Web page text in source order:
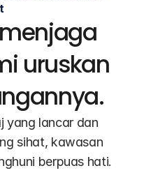
uruskan
yang lancar dan
sihat, kawasan
berpuas hati.